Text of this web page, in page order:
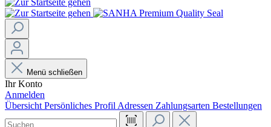
Menü schließen
Ihr Konto
Anmelden
Übersicht Persönliches Profil Adressen Zahlungsarten Bestellungen